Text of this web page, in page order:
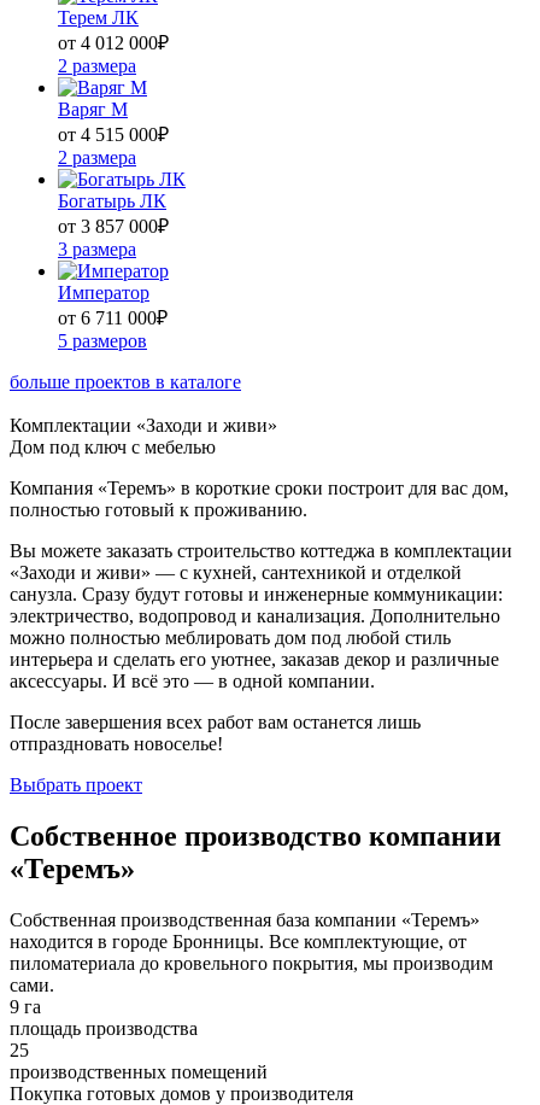
Терем ЛК
от 4 012 000₽
2 размера
Варяг М
от 4 515 000₽
2 размера
Богатырь ЛК
от 3 857 000₽
3 размера
Император
от 6 711 000₽
5 размеров
больше проектов в каталоге
Комплектации «Заходи и живи»
Дом под ключ с мебелью
Компания «Теремъ» в короткие сроки построит для вас дом,
полностью готовый к проживанию.
Вы можете заказать строительство коттеджа в комплектации
«Заходи и живи» — с кухней, сантехникой и отделкой
санузла. Сразу будут готовы и инженерные коммуникации:
электричество, водопровод и канализация. Дополнительно
можно полностью меблировать дом под любой стиль
интерьера и сделать его уютнее, заказав декор и различные
аксессуары. И всё это — в одной компании.
После завершения всех работ вам останется лишь
отпраздновать новоселье!
Выбрать проект
Собственное производство компании
«Теремъ»
Собственная производственная база компании «Теремъ»
находится в городе Бронницы. Все комплектующие, от
пиломатериала до кровельного покрытия, мы производим
сами.
9 га
площадь производства
25
производственных помещений
Покупка готовых домов у производителя